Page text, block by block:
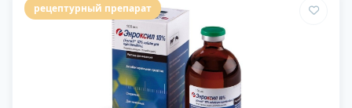
рецептурный препарат